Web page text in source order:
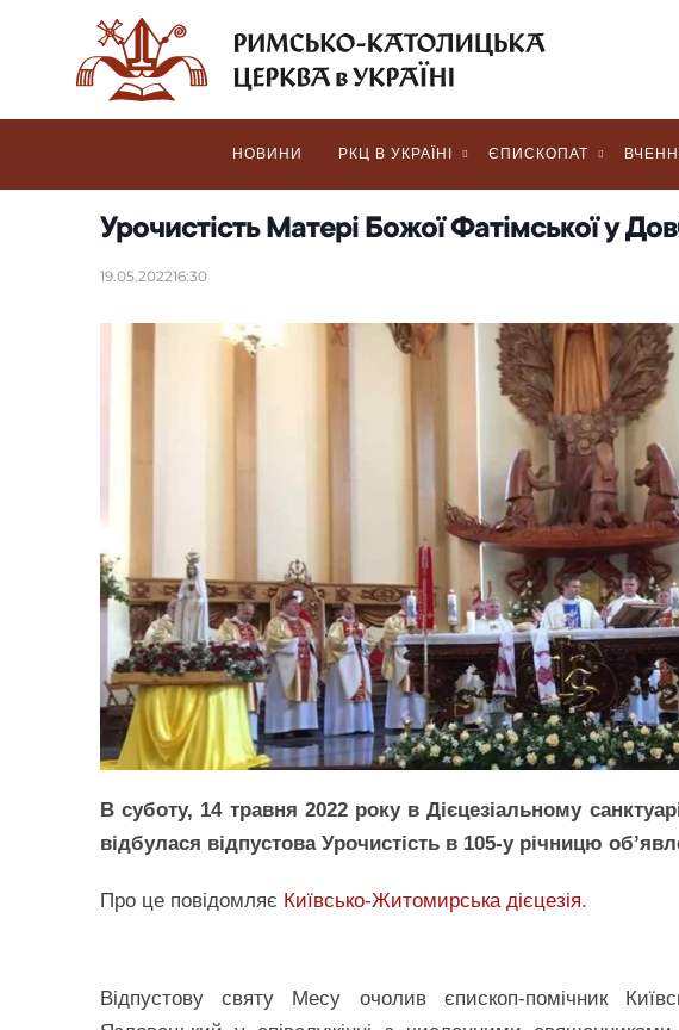
НОВИНИ РКЦ В УКРАЇНІ ЄПИСКОПАТ
Урочистість Матері Божої Фатімської у
19.05.202216:30
В суботу, 14 травня 2022 року в Дієцезіальному
відбулася відпустова Урочистість в 105-у річницю
Про це повідомляє Київсько-Житомирська дієцезія.
Відпустову святу Месу очолив єпископ-помічник